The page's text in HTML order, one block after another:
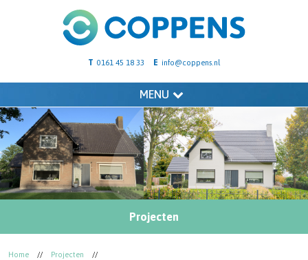
T 0161 45 18 33 E info@coppens.nl
MENU
Projecten
Home // Projecten //